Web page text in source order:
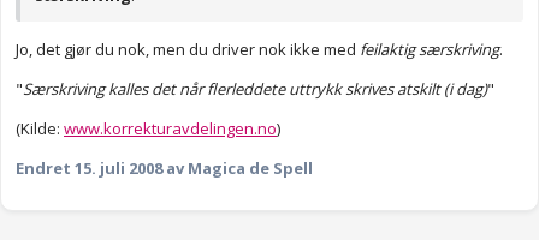
Jo, det gjør du nok, men du driver nok ikke med feilaktig særskriving.
"Særskriving kalles det når flerleddete uttrykk skrives atskilt (i dag)"
(Kilde: www.korrekturavdelingen.no)
Endret 15. juli 2008av Magica de Spell